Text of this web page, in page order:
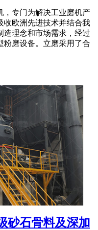
，专门为解决工业磨机产
收欧洲先进技术并结合我
造理念和市场需求，经过
粉磨设备。立磨采用了合
砂石骨料及深加